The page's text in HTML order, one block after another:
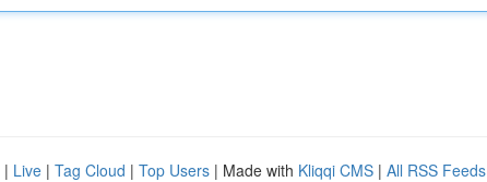
| Live | Tag Cloud | Top Users | Made with Kliqqi CMS | All RSS Feeds